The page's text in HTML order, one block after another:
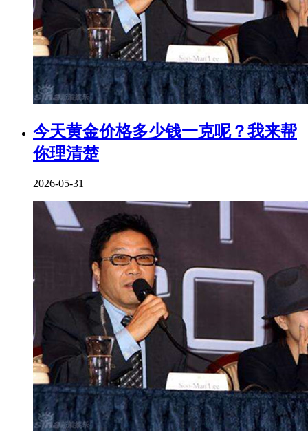
今天黄金价格多少钱一克呢？我来帮
你理清楚
2026-05-31